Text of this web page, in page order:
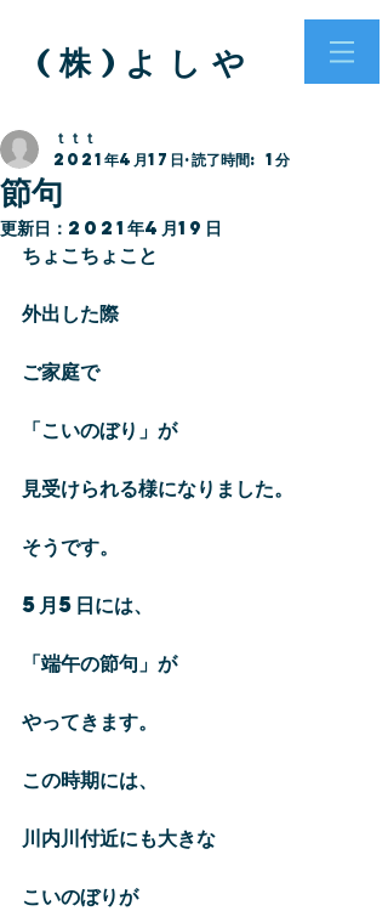
( 株 ) よ し や
節句
ｔｔｔ
2021年4月17日 読了時間: 1分
更新日： 2021年4月19日
ちょこちょこと
外出した際
ご家庭で
「こいのぼり」が
見受けられる様になりました。
そうです。
5月5日には、
「端午の節句」が
やってきます。
この時期には、
川内川付近にも大きな
こいのぼりが